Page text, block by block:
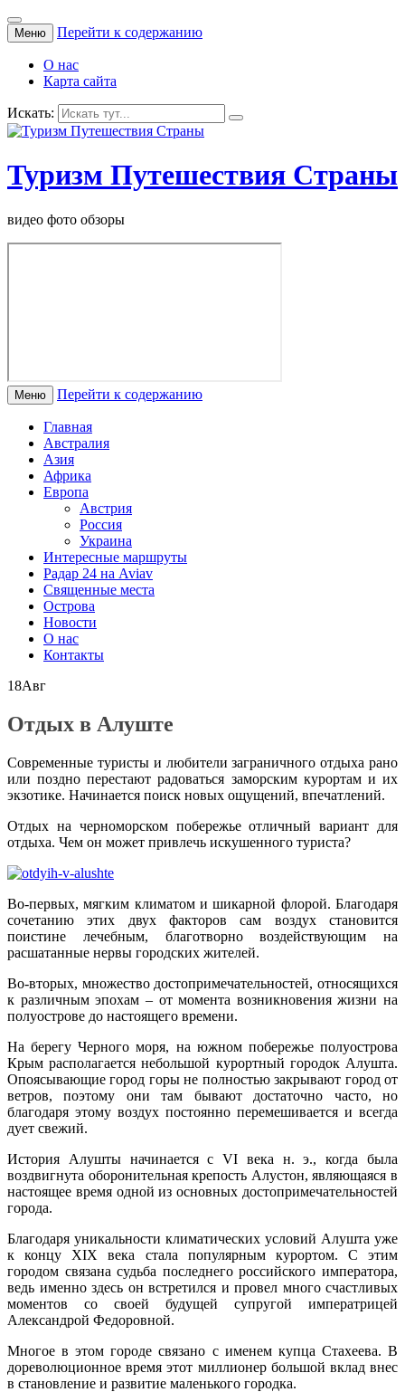
Меню Перейти к содержанию
О нас
Карта сайта
Искать:
Туризм Путешествия Страны
видео фото обзоры
Меню Перейти к содержанию
Главная
Австралия
Азия
Африка
Европа
Австрия
Россия
Украина
Интересные маршруты
Радар 24 на Aviav
Священные места
Острова
Новости
О нас
Контакты
18Авг
Отдых в Алуште
Современные туристы и любители заграничного отдыха рано
или поздно перестают радоваться заморским курортам и их
экзотике. Начинается поиск новых ощущений, впечатлений.
Отдых на черноморском побережье отличный вариант для
отдыха. Чем он может привлечь искушенного туриста?
Во-первых, мягким климатом и шикарной флорой. Благодаря
сочетанию этих двух факторов сам воздух становится
поистине лечебным, благотворно воздействующим на
расшатанные нервы городских жителей.
Во-вторых, множество достопримечательностей, относящихся
к различным эпохам – от момента возникновения жизни на
полуострове до настоящего времени.
На берегу Черного моря, на южном побережье полуострова
Крым располагается небольшой курортный городок Алушта.
Опоясывающие город горы не полностью закрывают город от
ветров, поэтому они там бывают достаточно часто, но
благодаря этому воздух постоянно перемешивается и всегда
дует свежий.
История Алушты начинается с VI века н. э., когда была
воздвигнута оборонительная крепость Алустон, являющаяся в
настоящее время одной из основных достопримечательностей
города.
Благодаря уникальности климатических условий Алушта уже
к концу XIX века стала популярным курортом. С этим
городом связана судьба последнего российского императора,
ведь именно здесь он встретился и провел много счастливых
моментов со своей будущей супругой императрицей
Александрой Федоровной.
Многое в этом городе связано с именем купца Стахеева. В
дореволюционное время этот миллионер большой вклад внес
в становление и развитие маленького городка.